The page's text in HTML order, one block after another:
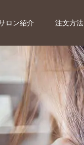
ロン紹介 注文方法